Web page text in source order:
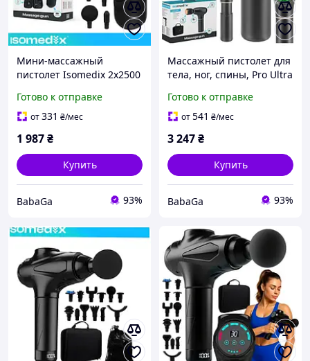
Мини-массажный
пистолет Isomedix 2x2500
насадки, USB-кейс
Готово к отправке
от331 ₴/мес
1 987₴
Купить
BabaGa 93%
Массажный пистолет для
тела, ног, спины, Pro Ultra
Готово к отправке
от541 ₴/мес
3 247₴
Купить
BabaGa 93%